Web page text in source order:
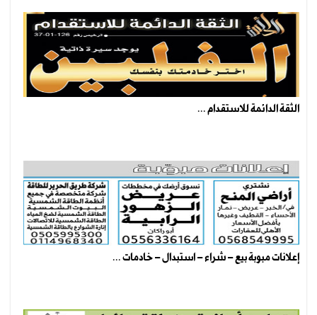
الثقة الدائمة للاستقدام ...
إعلانات مبوبة بيع – شراء – استبدال – خادمات ...